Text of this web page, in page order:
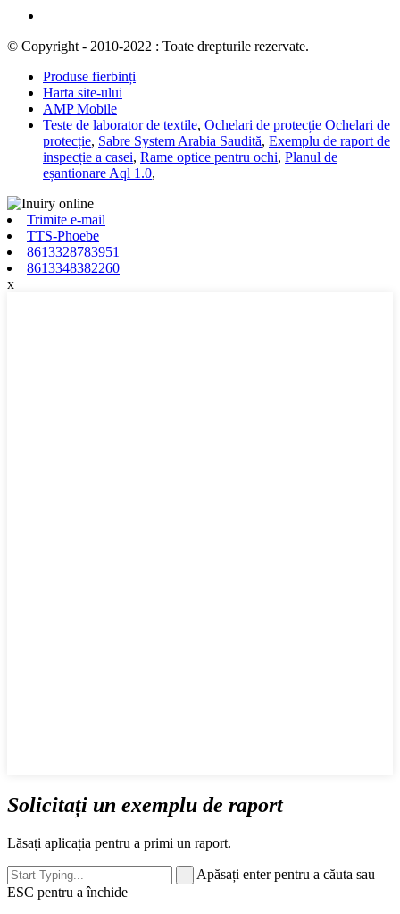
© Copyright - 2010-2022 : Toate drepturile rezervate.
Produse fierbinți
Harta site-ului
AMP Mobile
Teste de laborator de textile, Ochelari de protecție Ochelari de
protecție, Sabre System Arabia Saudită, Exemplu de raport de
inspecție a casei, Rame optice pentru ochi, Planul de
eșantionare Aql 1.0,
Trimite e-mail
TTS-Phoebe
8613328783951
8613348382260
x
Solicitați un exemplu de raport
Lăsați aplicația pentru a primi un raport.
Apăsați enter pentru a căuta sau
ESC pentru a închide